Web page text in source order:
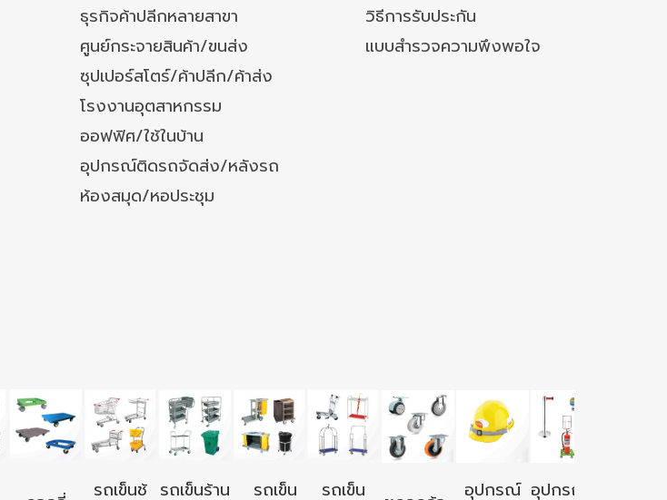
ธุรกิจค้าปลีกหลายสาขา
วิธีการรับประกัน
ศูนย์กระจายสินค้า/ขนส่ง
แบบสำรวจความพึงพอใจ
ซุปเปอร์สโตร์/ค้าปลีก/ค้าส่ง
โรงงานอุตสาหกรรม
ออฟฟิศ/ใช้ในบ้าน
อุปกรณ์ติดรถจัดส่ง/หลังรถ
ห้องสมุด/หอประชุม
รถเข็นช้ รถเข็นร้าน รถเข็น รถเข็น อุปกรณ์ อุปกรณ์ใช้